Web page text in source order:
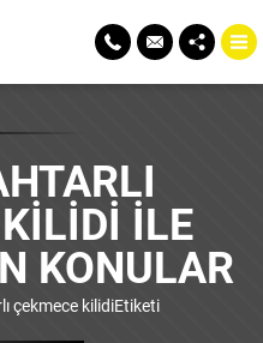
ILE
KONULAR
çekmece kilidiEtiketi